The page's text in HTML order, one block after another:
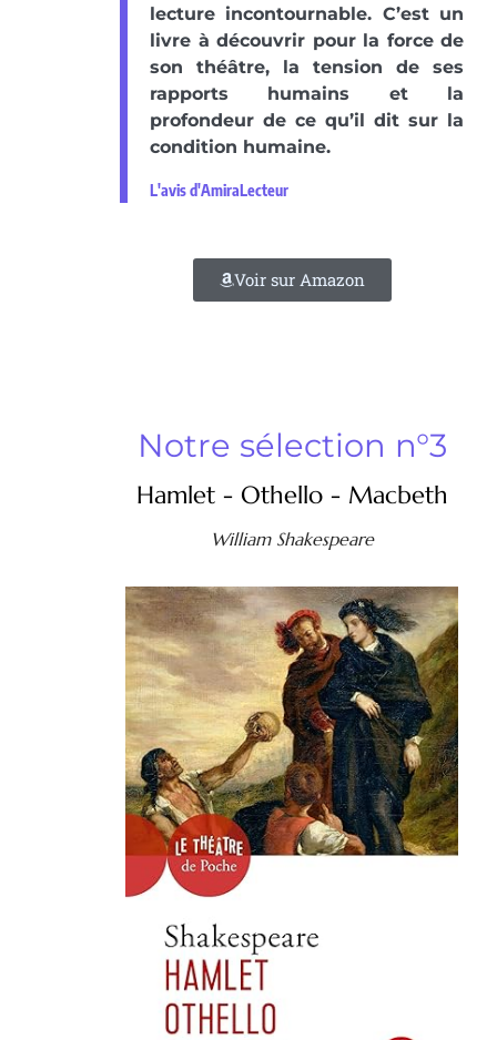
lecture incontournable. C’est un
livre à découvrir pour la force de
son théâtre, la tension de ses
rapports humains et la
profondeur de ce qu’il dit sur la
condition humaine.
L'avis d'AmiraLecteur
Voir sur Amazon
Notre sélection n°3
Hamlet - Othello - Macbeth
William Shakespeare